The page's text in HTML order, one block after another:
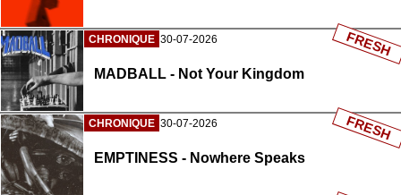
CHRONIQUE 30-07-2026
MADBALL - Not Your Kingdom
FRESH
CHRONIQUE 30-07-2026
EMPTINESS - Nowhere Speaks
FRESH